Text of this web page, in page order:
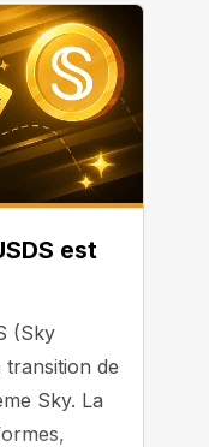
est
(Sky
transition de
Sky. La